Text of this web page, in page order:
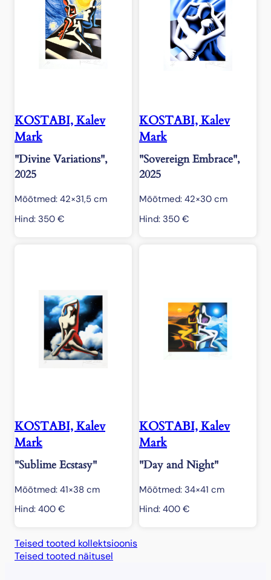
KOSTABI, Kalev
Mark
"Divine Variations",
2025
Mõõtmed: 42×31,5 cm
Hind: 350 €
KOSTABI, Kalev
Mark
"Sovereign Embrace",
2025
Mõõtmed: 42×30 cm
Hind: 350 €
KOSTABI, Kalev
Mark
"Sublime Ecstasy"
Mõõtmed: 41×38 cm
Hind: 400 €
KOSTABI, Kalev
Mark
"Day and Night"
Mõõtmed: 34×41 cm
Hind: 400 €
Teised tooted kollektsioonis
Teised tooted näitusel